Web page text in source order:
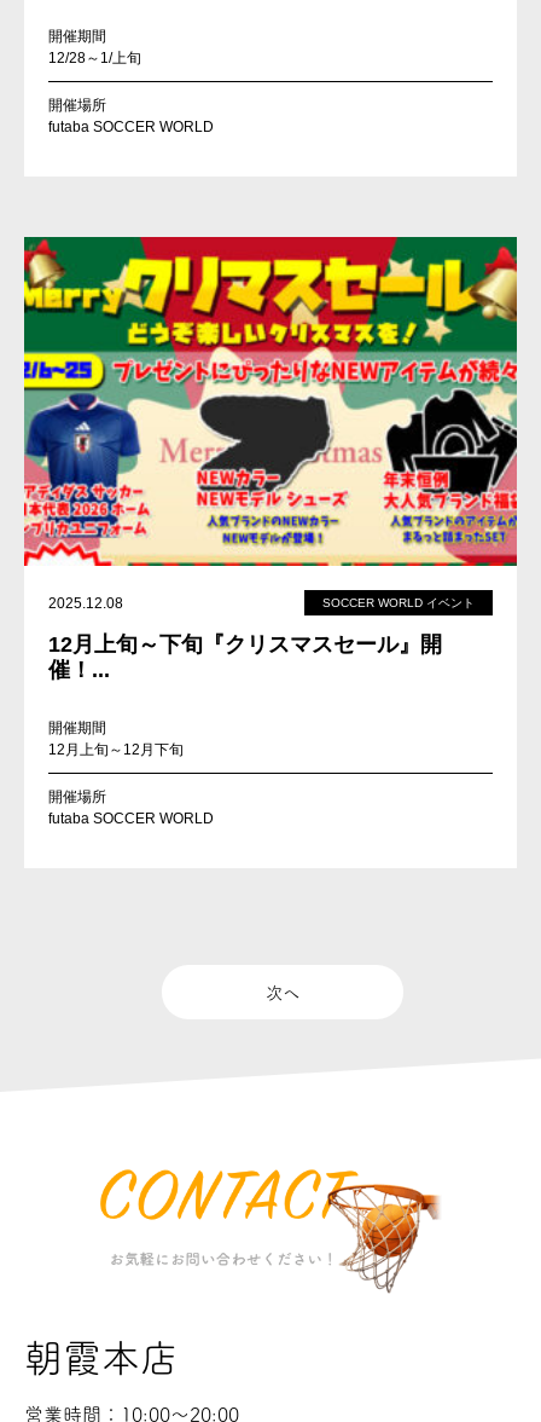
開催期間
12/28～1/上旬
開催場所
futaba SOCCER WORLD
2025.12.08 SOCCER WORLD イベント
12月上旬～下旬『クリスマスセール』開
催！...
開催期間
12月上旬～12月下旬
開催場所
futaba SOCCER WORLD
次へ
朝霞本店
営業時間：10:00〜20:00